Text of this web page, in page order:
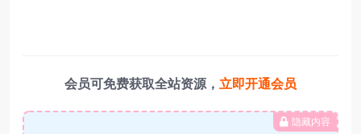
会员可免费获取全站资源， 立即开通会员
隐藏内容